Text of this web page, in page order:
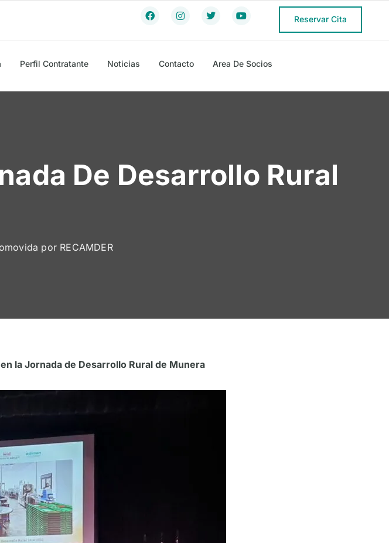
Reservar Cita
Perfil Contratante Noticias Contacto Area De Socios
De Desarrollo Rural
por RECAMDER
la Jornada de Desarrollo Rural de Munera